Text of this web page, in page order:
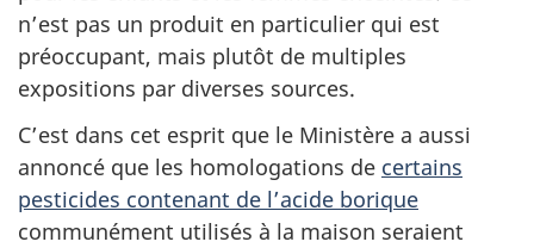
n’est pas un produit en particulier qui est
préoccupant, mais plutôt de multiples
expositions par diverses sources.
C’est dans cet esprit que le Ministère a aussi
annoncé que les homologations de certains
pesticides contenant de l’acide borique
communément utilisés à la maison seraient